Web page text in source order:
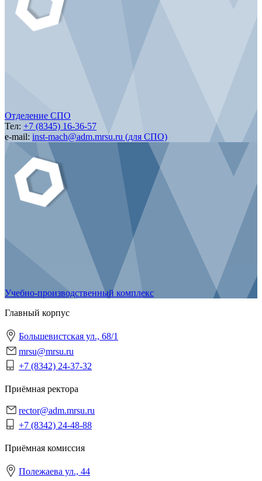
Отделение СПО
Тел: +7 (8345) 16-36-57
e-mail: inst-mach@adm.mrsu.ru (для СПО)
Учебно-производственный комплекс
Главный корпус
Большевистская ул., 68/1
mrsu@mrsu.ru
+7 (8342) 24-37-32
Приёмная ректора
rector@adm.mrsu.ru
+7 (8342) 24-48-88
Приёмная комиссия
Полежаева ул., 44